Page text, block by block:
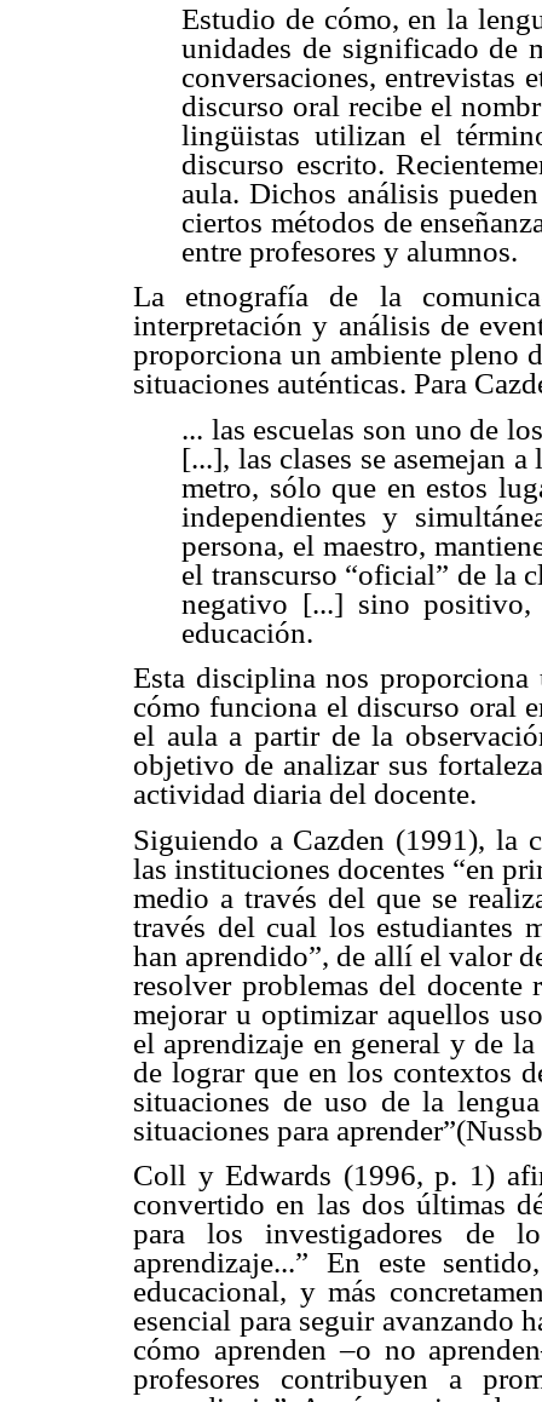
Estudio de cómo, en la
unidades de significado de
conversaciones, entrevistas
discurso oral recibe el
lingüistas utilizan el
discurso escrito.
aula. Dichos análisis
ciertos métodos de
entre profesores y alumnos.
La etnografía de la
interpretación y análisis de
proporciona un ambiente pleno
situaciones auténticas. Para
... las escuelas son uno de
[...], las clases se asemejan
metro, sólo que en estos
independientes y
persona, el maestro,
el transcurso “oficial” de la
negativo [...] sino positivo,
educación.
Esta disciplina nos
cómo funciona el discurso oral
el aula a partir de la
objetivo de analizar sus
actividad diaria del docente.
Siguiendo a Cazden (1991), la
las instituciones docentes “en
medio a través del que se
través del cual los estudiantes
han aprendido”, de allí el valor
resolver problemas del
mejorar u optimizar aquellos
el aprendizaje en general y de
de lograr que en los contextos
situaciones de uso de la
situaciones para
Coll y Edwards (1996, p. 1)
convertido en las dos últimas
para los investigadores de
aprendizaje...” En este
educacional, y más
esencial para seguir avanzando
cómo aprenden –o no
profesores contribuyen a